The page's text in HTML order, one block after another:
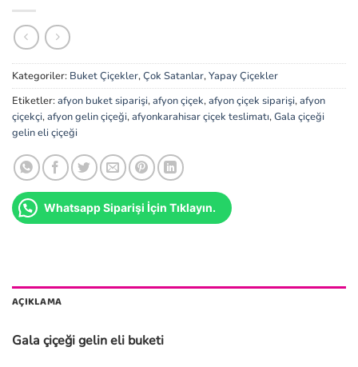
Kategoriler: Buket Çiçekler,Çok Satanlar,Yapay Çiçekler
Etiketler:afyon buket siparişi,afyon çiçek,afyon çiçek siparişi,afyon
çiçekçi,afyon gelin çiçeği,afyonkarahisar çiçek teslimatı,Gala çiçeği
gelin eli çiçeği
Whatsapp Siparişi İçin Tıklayın.
AÇIKLAMA
Gala çiçeği gelin eli buketi